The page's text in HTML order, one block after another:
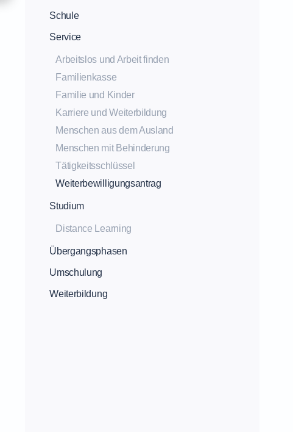
Schule
Service
Arbeitslos und Arbeit finden
Familienkasse
Familie und Kinder
Karriere und Weiterbildung
Menschen aus dem Ausland
Menschen mit Behinderung
Tätigkeitsschlüssel
Weiterbewilligungsantrag
Studium
Distance Learning
Übergangsphasen
Umschulung
Weiterbildung